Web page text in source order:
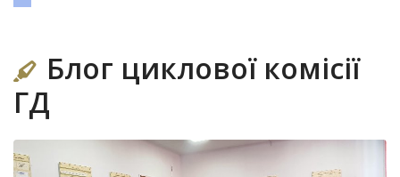
Блог циклової комісії
ГД